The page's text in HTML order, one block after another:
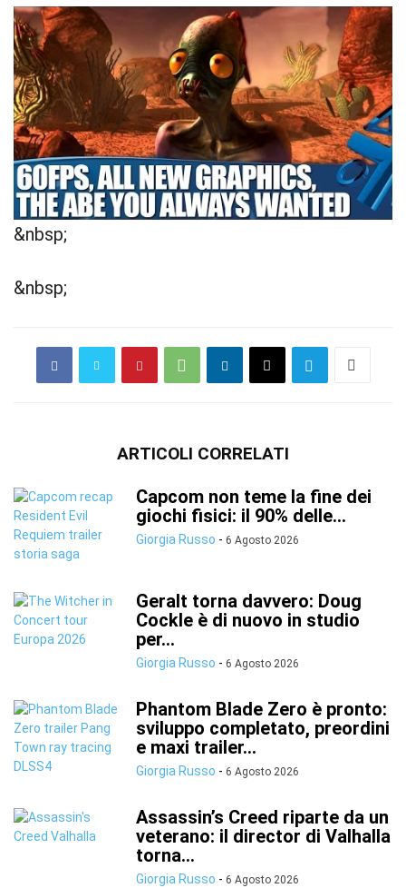
&nbsp;
&nbsp;
ARTICOLI CORRELATI
Capcom non teme la fine dei
giochi fisici: il 90% delle...
Giorgia Russo - 6 Agosto 2026
Geralt torna davvero: Doug
Cockle è di nuovo in studio
per...
Giorgia Russo - 6 Agosto 2026
Phantom Blade Zero è pronto:
sviluppo completato, preordini
e maxi trailer...
Giorgia Russo - 6 Agosto 2026
Assassin’s Creed riparte da un
veterano: il director di Valhalla
torna...
Giorgia Russo - 6 Agosto 2026